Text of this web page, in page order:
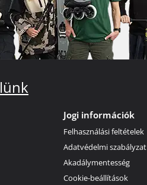
Jogi információk
Felhasználási feltételek
Adatvédelmi szabályzat
Akadálymentesség
Cookie-beállítások